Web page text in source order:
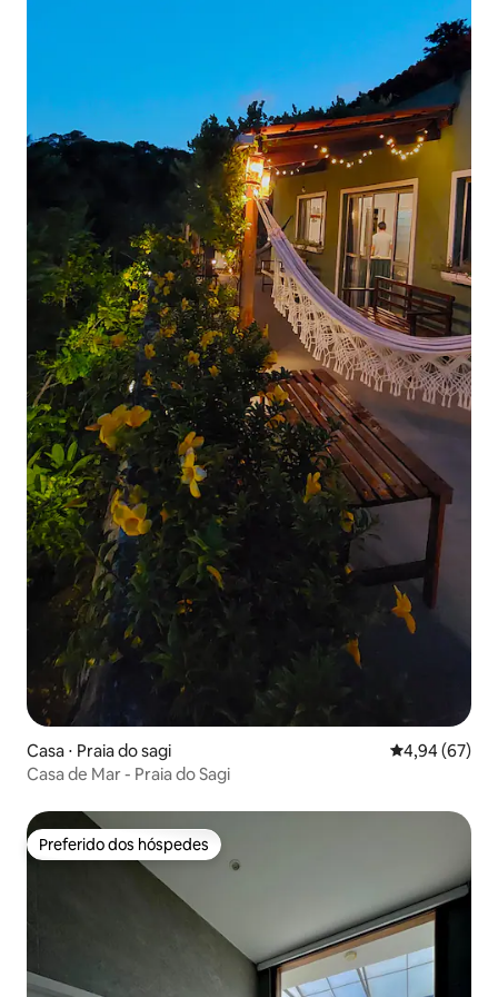
Casa ⋅ Praia do sagi 4,94 de uma
4,94 (67)
Casa de Mar - Praia do Sagi
Preferido dos hóspedes
Preferido dos hóspedes